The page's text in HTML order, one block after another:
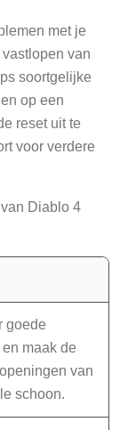
met je
van
soortgelijke
op een
reset uit te
voor verdere
Diablo 4
goede
maak de
van
schoon.